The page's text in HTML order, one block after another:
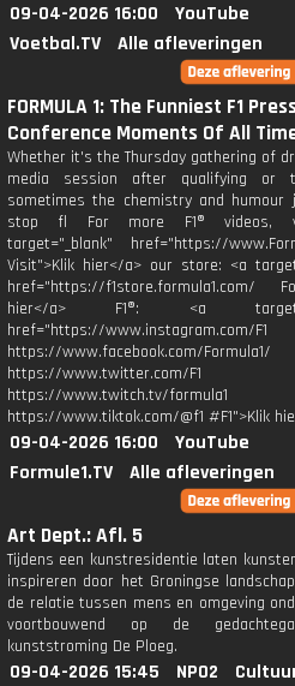
09-04-2026 16:00
YouTube
Voetbal.TV
Alle afleveringen
FORMULA 1: The Funniest F1
Conference Moments Of All
Whether it's the Thursday gathering of
media session after qualifying or
sometimes the chemistry and humour
stop fl For more F1® videos,
target="_blank" href="https://
Visit">Klik hier</a> our store: <a
href="https://f1store.formula1.com/
hier</a> F1®: <a
href="https://www.instagram.com/F1
https://www.facebook.com/Formula1/
https://www.twitter.com/F1
https://www.twitch.tv/formula1
https://www.tiktok.com/@f1 #F1">Klik
09-04-2026 16:00
YouTube
Formule1.TV
Alle afleveringen
Art Dept.: Afl. 5
Tijdens een kunstresidentie laten
inspireren door het Groningse
de relatie tussen mens en omgeving
voortbouwend op de
kunststroming De Ploeg.
09-04-2026 15:45 NPO2